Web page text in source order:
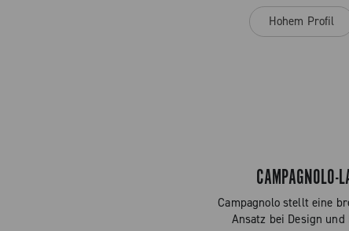
Hohem Profil
CAMPAGNOLO-
Campagnolo stellt eine
Ansatz bei Design